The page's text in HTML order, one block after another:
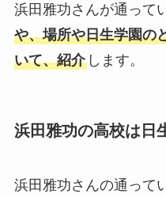
浜田雅功さんが通って
や、場所や日生学園の
いて、紹介します。
浜田雅功の高校は日
浜田雅功さんの通って